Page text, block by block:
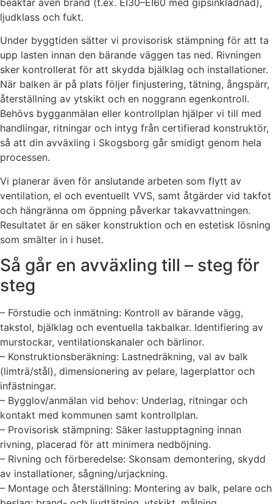
ljudklass och fukt.
Under byggtiden sätter vi provisorisk stämpning för att ta
upp lasten innan den bärande väggen tas ned. Rivningen
sker kontrollerat för att skydda bjälklag och installationer.
När balken är på plats följer finjustering, tätning, ångspärr,
återställning av ytskikt och en noggrann egenkontroll.
Behövs bygganmälan eller kontrollplan hjälper vi till med
handlingar, ritningar och intyg från certifierad konstruktör,
så att din avväxling i Skogsborg går smidigt genom hela
processen.
Vi planerar även för anslutande arbeten som flytt av
ventilation, el och eventuellt VVS, samt åtgärder vid takfot
och hängränna om öppning påverkar takavvattningen.
Resultatet är en säker konstruktion och en estetisk lösning
som smälter in i huset.
Så går en avväxling till – steg för
steg
– Förstudie och inmätning: Kontroll av bärande vägg,
takstol, bjälklag och eventuella takbalkar. Identifiering av
murstockar, ventilationskanaler och bärlinor.
– Konstruktionsberäkning: Lastnedräkning, val av balk
(limträ/stål), dimensionering av pelare, lagerplattor och
infästningar.
– Bygglov/anmälan vid behov: Underlag, ritningar och
kontakt med kommunen samt kontrollplan.
– Provisorisk stämpning: Säker lastupptagning innan
rivning, placerad för att minimera nedböjning.
– Rivning och förberedelse: Skonsam demontering, skydd
av installationer, sågning/urjackning.
– Montage och återställning: Montering av balk, pelare och